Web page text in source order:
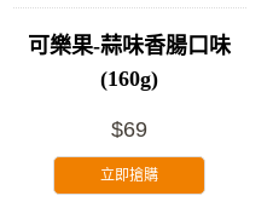
可樂果-蒜味香腸口味
(160g)
$69
立即搶購